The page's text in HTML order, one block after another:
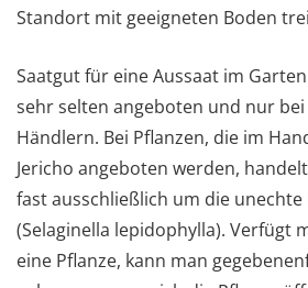
Standort mit geeigneten Boden
Saatgut für eine Aussaat im
sehr selten angeboten und nur
Händlern. Bei Pflanzen, die im
Jericho angeboten werden,
fast ausschließlich um die unechte
(Selaginella lepidophylla). Verfügt
eine Pflanze, kann man